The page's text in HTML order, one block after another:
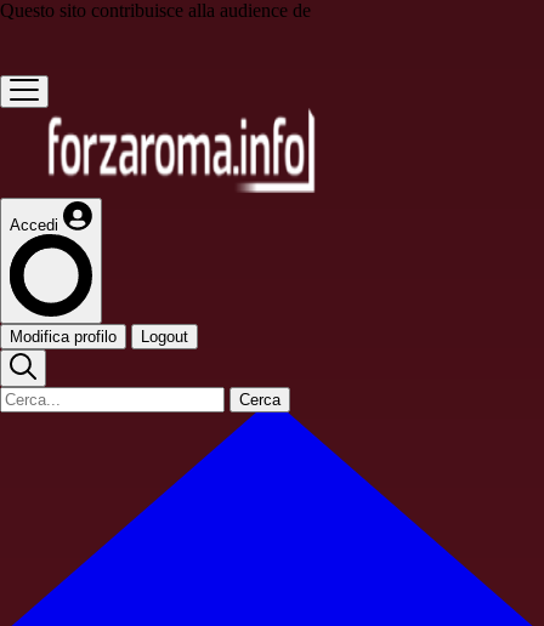
Questo sito contribuisce alla audience de
Accedi
Modifica profilo Logout
Cerca